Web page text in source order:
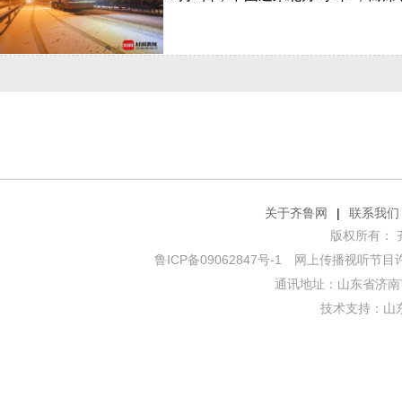
关于齐鲁网 |
联系我们
版权所有：
鲁ICP备09062847号-1
网上传播视听节目
通讯地址：山东省济
技术支持： 山